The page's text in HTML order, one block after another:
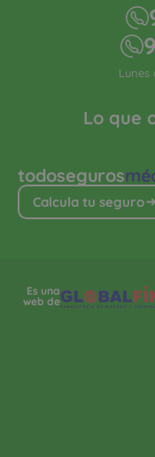
todoseguros
Calcula tu seguro
Lo que
Lunes
Es una
web de